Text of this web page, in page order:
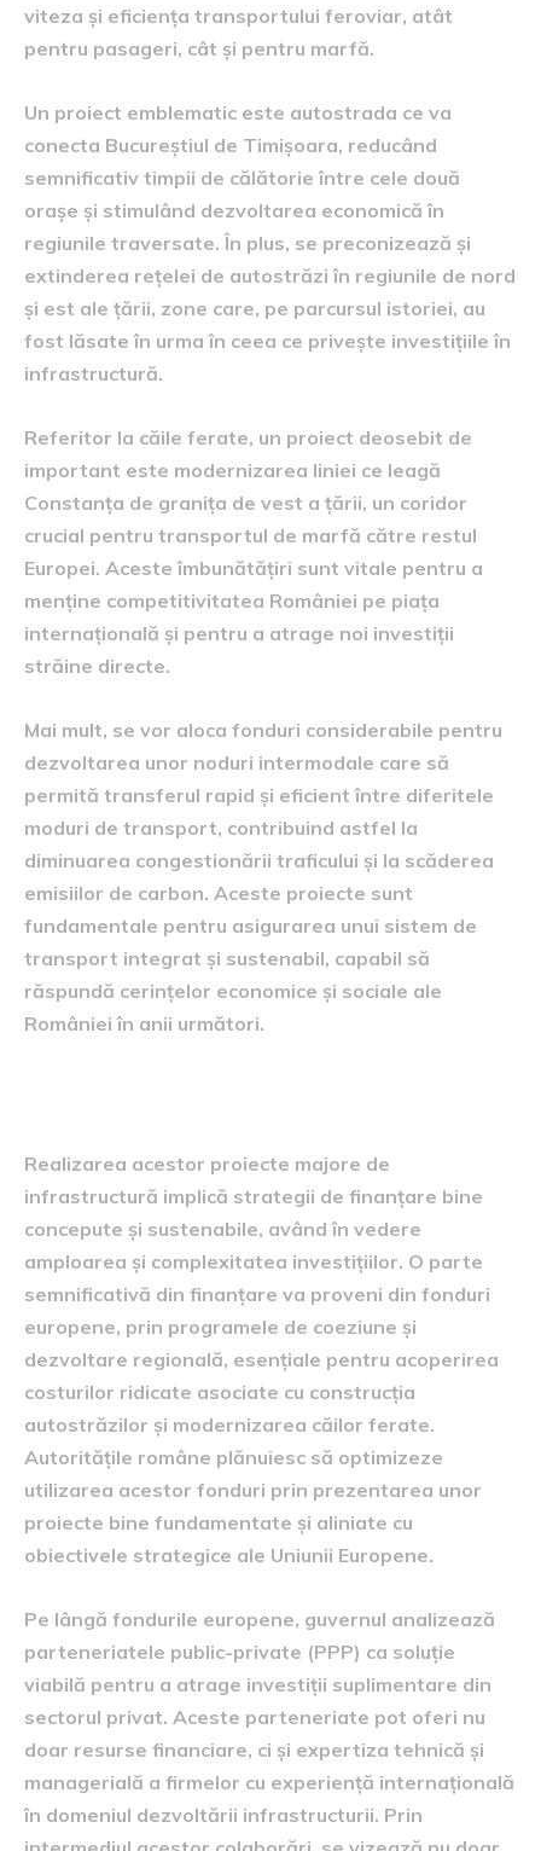
viteza și eficiența transportului feroviar, atât
pentru pasageri, cât și pentru marfă.
Un proiect emblematic este autostrada ce va
conecta Bucureștiul de Timișoara, reducând
semnificativ timpii de călătorie între cele două
orașe și stimulând dezvoltarea economică în
regiunile traversate. În plus, se preconizează și
extinderea rețelei de autostrăzi în regiunile de nord
și est ale țării, zone care, pe parcursul istoriei, au
fost lăsate în urma în ceea ce privește investițiile în
infrastructură.
Referitor la căile ferate, un proiect deosebit de
important este modernizarea liniei ce leagă
Constanța de granița de vest a țării, un coridor
crucial pentru transportul de marfă către restul
Europei. Aceste îmbunătățiri sunt vitale pentru a
menține competitivitatea României pe piața
internațională și pentru a atrage noi investiții
străine directe.
Mai mult, se vor aloca fonduri considerabile pentru
dezvoltarea unor noduri intermodale care să
permită transferul rapid și eficient între diferitele
moduri de transport, contribuind astfel la
diminuarea congestionării traficului și la scăderea
emisiilor de carbon. Aceste proiecte sunt
fundamentale pentru asigurarea unui sistem de
transport integrat și sustenabil, capabil să
răspundă cerințelor economice și sociale ale
României în anii următori.
Realizarea acestor proiecte majore de
infrastructură implică strategii de finanțare bine
concepute și sustenabile, având în vedere
amploarea și complexitatea investițiilor. O parte
semnificativă din finanțare va proveni din fonduri
europene, prin programele de coeziune și
dezvoltare regională, esențiale pentru acoperirea
costurilor ridicate asociate cu construcția
autostrăzilor și modernizarea căilor ferate.
Autoritățile române plănuiesc să optimizeze
utilizarea acestor fonduri prin prezentarea unor
proiecte bine fundamentate și aliniate cu
obiectivele strategice ale Uniunii Europene.
Pe lângă fondurile europene, guvernul analizează
parteneriatele public-private (PPP) ca soluție
viabilă pentru a atrage investiții suplimentare din
sectorul privat. Aceste parteneriate pot oferi nu
doar resurse financiare, ci și expertiza tehnică și
managerială a firmelor cu experiență internațională
în domeniul dezvoltării infrastructurii. Prin